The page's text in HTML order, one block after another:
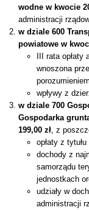
wodne w kwocie
administracji
w dziale 600
powiatowe w
III rata opłaty
wnoszona
porozumieniem,
wpływy z
w dziale 700
Gospodarka
199,00 zł , z
opłaty z
dochody z
samorządu
jednostkach
udziały w
administracji